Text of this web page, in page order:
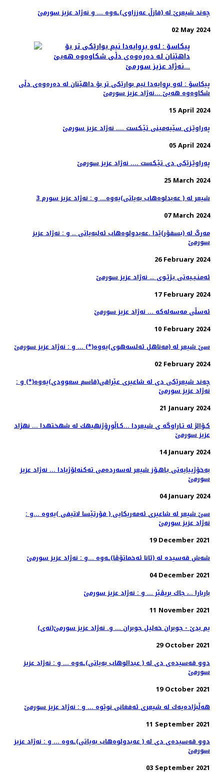
چه‌ند شیعرێ له‌ (فازڵ عه‌ززاوی)ـه‌وه‌ ... و نه‌ژاد عزیز سورمێ
02 May 2024
پیكاسۆ : له‌و بڕوایه‌دا نیم بوارێكی تر بۆ داهێنان له‌ ده‌ره‌وه‌ی دڵی
شكاوه‌وه‌ هه‌بێ ...نه‌ژاد عزیز سورمێ
15 April 2024
په‌راوێـزی سێیه‌مینی تێـكست .... نه‌ژاد عزیز سورمێ
05 April 2024
په‌راوێـزێكی دی تێـكست .... نه‌ژاد عزیز سورمێ
25 March 2024
3 شیعر له‌ ( عه‌بدلوه‌هاب به‌یاتی)یه‌وه‌... و : نه‌ژاد عزیز سورم
07 March 2024
مه‌رگ له‌ (بسفۆر)ێدا .عەبدولوەهاب ئەلبەیاتی .. و : نه‌ژاد عزیز
سورمێ
26 February 2024
ئه‌منـیـیه‌تی بـژێـوی … نه‌ژاد عزیز سورمێ
17 February 2024
ئه‌سڵی مه‌سه‌له‌كه‌ ... نه‌ژاد عزیز سورمێ
10 February 2024
سێ شیعر له‌ (مەناهل ئەلسەهوی)یه‌وه‌(*) ... و : نه‌ژاد عزیز سورمێ
02 February 2024
چه‌ند شیعرێكی دی له‌ شاعیری عێراقی(قاسم سعوودی)یه‌وه‌(*) و :
نه‌ژاد عزیز سورمێ
21 January 2024
كـۆالژ له تـاراوگه ی شیعردا ...كـاڵوڕۆژنهیهك له شهختهدا ... نهژاد
عزیز سورمێ
14 January 2024
به‌خۆژییایه‌تی بـاهـۆز شیعر له‌سه‌رده‌می ته‌كنه‌لۆژیادا ... نه‌ژاد عزیز
سورمێ
04 January 2024
سێ شیعر له‌ شاعیری ئه‌مه‌ریكایی ( فۆرتێسا لاتیفی )یه‌وه‌ ...و :
نه‌ژاد عزیز سورمێ
19 December 2021
شه‌ش قه‌سیده‌ له‌ (ئانا ئه‌خماتۆڤا)ـه‌وه‌ ...و : نه‌ژاد عزیز سورمێ
04 December 2021
باربارا ..، جاك بریڤێر ... و : نه‌ژاد عزیز سورمێ
11 November 2021
(نه‌ی)یم بدێ - جوبران خه‌لیل جوبران ... و. نه‌ژاد عزیز سورمێ
29 October 2021
دوو قه‌سیده‌ی دی له‌ ( عبدالوهاب به‌یاتی)ـه‌وه ... و : نه‌ژاد عزیز
سورمێ
19 October 2021
هه‌ڵبژاده‌یه‌ك له‌ شیعری ئه‌فغانی نوێوه‌ ... و : نه‌ژاد عزیز سورمێ
11 September 2021
دوو قه‌سیده‌ی دی له‌ ( عه‌بدولوه‌هاب به‌یاتی)ـه‌وه ... و : نه‌ژاد عزیز
سورمێ
03 September 2021